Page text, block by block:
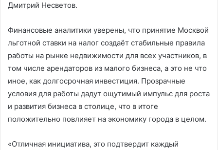
Дмитрий Несветов.
Финансовые аналитики уверены, что принятие Москвой
льготной ставки на налог создаёт стабильные правила
работы на рынке недвижимости для всех участников, в
том числе арендаторов из малого бизнеса, а это не что
иное, как долгосрочная инвестиция. Прозрачные
условия для работы дадут ощутимый импульс для роста
и развития бизнеса в столице, что в итоге
положительно повлияет на экономику города в целом.
«Отличная инициатива, это подтвердит каждый